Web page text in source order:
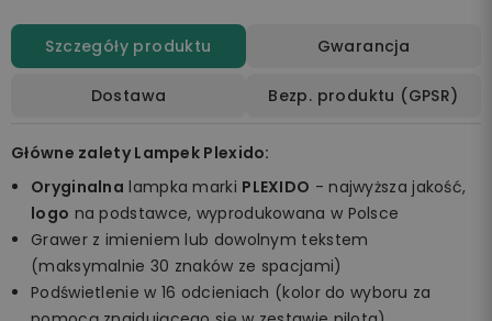
Szczegóły produktu Gwarancja
Dostawa Bezp. produktu (GPSR)
Główne zalety Lampek Plexido:
Oryginalna lampka marki PLEXIDO - najwyższa jakość,
logo na podstawce, wyprodukowana w Polsce
Grawer z imieniem lub dowolnym tekstem
(maksymalnie 30 znaków ze spacjami)
Podświetlenie w 16 odcieniach (kolor do wyboru za